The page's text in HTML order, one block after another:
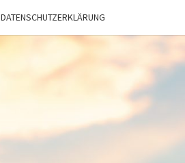
DATENSCHUTZERKLÄRUNG